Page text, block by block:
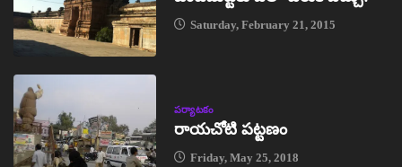
Saturday, February 21, 2015
పర్యాటకం
రాయచోటి పట్టణం
Friday, May 25, 2018